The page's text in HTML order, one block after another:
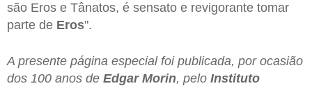
são Eros e Tânatos, é sensato e revigorante tomar
parte de Eros".
A presente página especial foi publicada, por ocasião
dos 100 anos de Edgar Morin, pelo Instituto